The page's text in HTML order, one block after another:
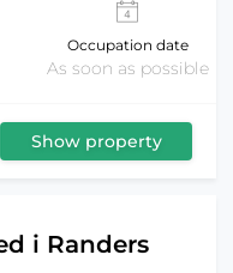
Occupation date
As soon as possible
Show property
i Randers